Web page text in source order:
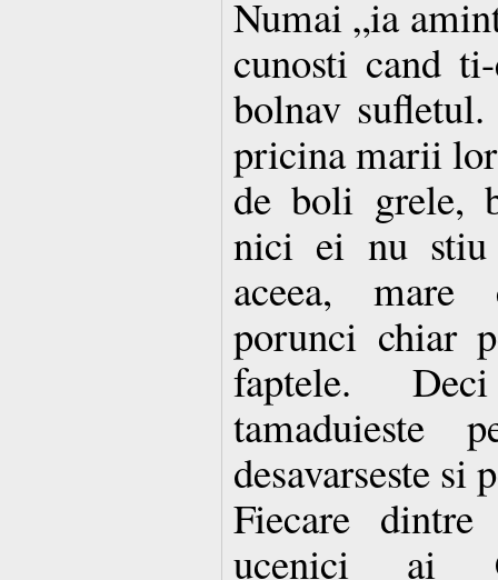
Numai „ia
cunosti cand
bolnav
pricina marii
de boli grele,
nici ei nu stiu
aceea, mare
porunci chiar
faptele.
tamaduieste
desavarseste si
Fiecare
ucenici ai